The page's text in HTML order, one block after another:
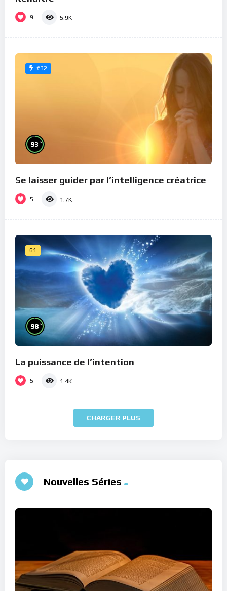
9 5.9K
#32
93%
Se laisser guider par l’intelligence créatrice
5 1.7K
61
98%
La puissance de l’intention
5 1.4K
CHARGER PLUS
Nouvelles Séries